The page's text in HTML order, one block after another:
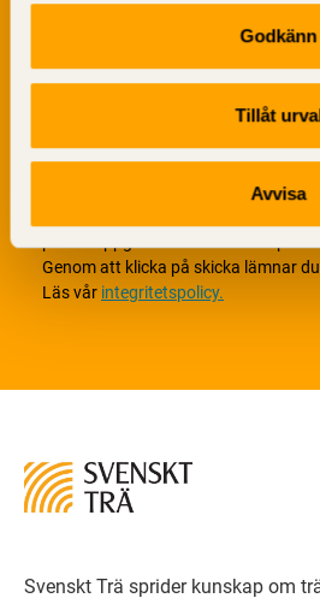
Godkänn
Tillåt
Avvisa
Genom att klicka på skicka lämnar
Läs vår integritetspolicy.
Svenskt Trä sprider kunskap om